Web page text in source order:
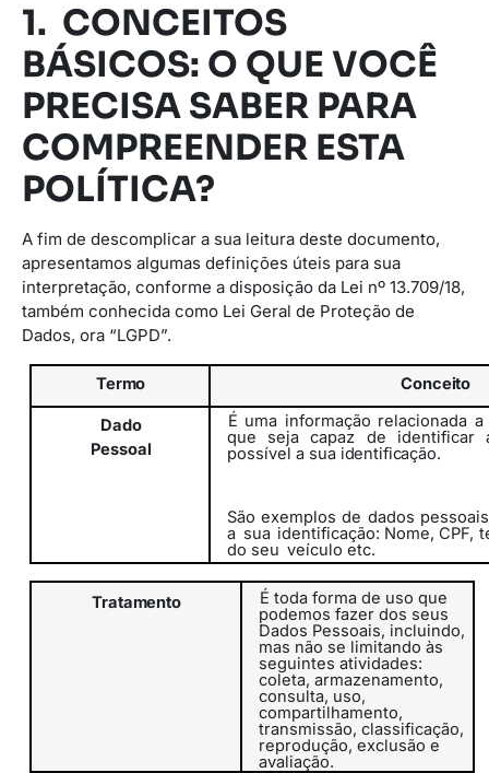
1. CONCEITOS
BÁSICOS: O QUE VOCÊ
PRECISA SABER PARA
COMPREENDER ESTA
POLÍTICA?
A fim de descomplicar a sua leitura deste documento,
apresentamos algumas definições úteis para sua
interpretação, conforme a disposição da Lei nº 13.709/18,
também conhecida como Lei Geral de Proteção de
Dados, ora “LGPD”.
Termo Conceito
Dado
Pessoal
É uma informação relacionada
que seja capaz de identificar
possível a sua identificação.
São exemplos de dados
a sua identificação: Nome, CPF,
do seu veículo etc.
Tratamento
É toda forma de uso que
podemos fazer dos seus
Dados Pessoais, incluindo,
mas não se limitando às
seguintes atividades:
coleta, armazenamento,
consulta, uso,
compartilhamento,
transmissão, classificação,
reprodução, exclusão e
avaliação.